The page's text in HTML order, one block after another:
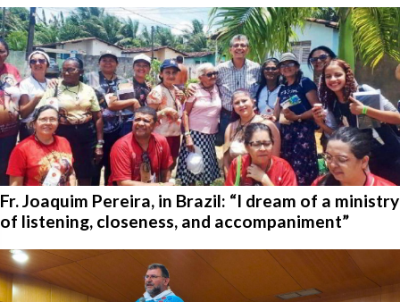
Fr. Joaquim Pereira, in Brazil: “I dream of a ministry
of listening, closeness, and accompaniment”